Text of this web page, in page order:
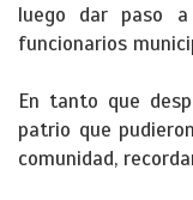
luego dar paso
funcionarios
En tanto que
patrio que
comunidad,